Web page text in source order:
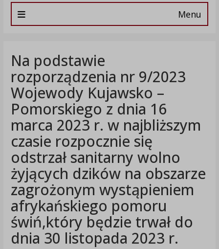
Menu
Na podstawie
rozporządzenia nr 9/2023
Wojewody Kujawsko –
Pomorskiego z dnia 16
marca 2023 r. w najbliższym
czasie rozpocznie się
odstrzał sanitarny wolno
żyjących dzików na obszarze
zagrożonym wystąpieniem
afrykańskiego pomoru
świń,który będzie trwał do
dnia 30 listopada 2023 r.